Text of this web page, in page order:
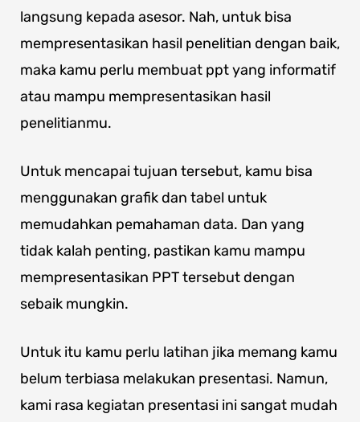
langsung kepada asesor. Nah, untuk bisa
mempresentasikan hasil penelitian dengan baik,
maka kamu perlu membuat ppt yang informatif
atau mampu mempresentasikan hasil
penelitianmu.
Untuk mencapai tujuan tersebut, kamu bisa
menggunakan grafik dan tabel untuk
memudahkan pemahaman data. Dan yang
tidak kalah penting, pastikan kamu mampu
mempresentasikan PPT tersebut dengan
sebaik mungkin.
Untuk itu kamu perlu latihan jika memang kamu
belum terbiasa melakukan presentasi. Namun,
kami rasa kegiatan presentasi ini sangat mudah